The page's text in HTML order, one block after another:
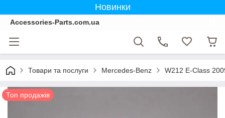
Новинки
Accessories-Parts.com.ua
Товари та послуги Mercedes-Benz W212 E-Class
Топ продажів